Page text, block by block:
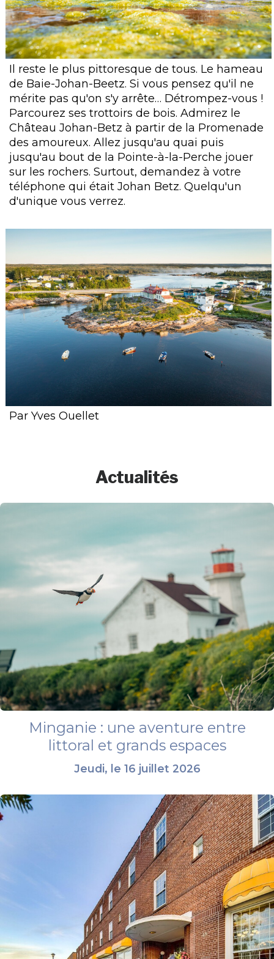
Il reste le plus pittoresque de tous. Le hameau
de Baie-Johan-Beetz. Si vous pensez qu'il ne
mérite pas qu'on s'y arrête… Détrompez-vous !
Parcourez ses trottoirs de bois. Admirez le
Château Johan-Betz à partir de la Promenade
des amoureux. Allez jusqu'au quai puis
jusqu'au bout de la Pointe-à-la-Perche jouer
sur les rochers. Surtout, demandez à votre
téléphone qui était Johan Betz. Quelqu'un
d'unique vous verrez.
Par Yves Ouellet
Actualités
Minganie : une aventure entre
littoral et grands espaces
Jeudi, le 16 juillet 2026